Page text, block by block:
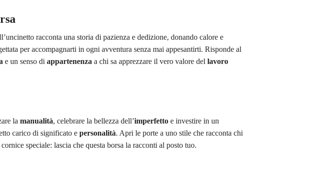
racconta una storia di pazienza e dedizione, donando calore e
per accompagnarti in ogni avventura senza mai appesantirti. Risponde al
e un senso di appartenenza a chi sa apprezzare il vero valore del lavoro
la manualità, celebrare la bellezza dell’imperfettoe investire in un
carico di significato e personalità. Apri le porte a uno stile che racconta chi
speciale: lascia che questa borsa la racconti al posto tuo.